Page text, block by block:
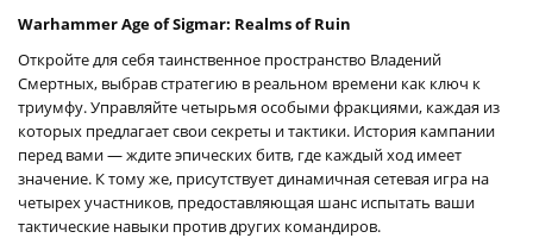
Warhammer Age of Sigmar: Realms of Ruin
Откройте для себя таинственное пространство Владений
Смертных, выбрав стратегию в реальном времени как ключ к
триумфу. Управляйте четырьмя особыми фракциями, каждая из
которых предлагает свои секреты и тактики. История кампании
перед вами — ждите эпических битв, где каждый ход имеет
значение. К тому же, присутствует динамичная сетевая игра на
четырех участников, предоставляющая шанс испытать ваши
тактические навыки против других командиров.